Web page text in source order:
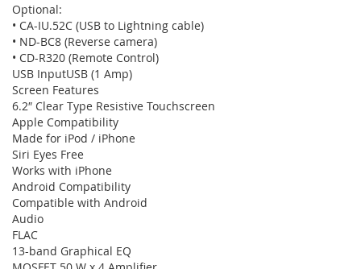
Optional:
• CA-IU.52C (USB to Lightning cable)
• ND-BC8 (Reverse camera)
• CD-R320 (Remote Control)
USB InputUSB (1 Amp)
Screen Features
6.2″ Clear Type Resistive Touchscreen
Apple Compatibility
Made for iPod / iPhone
Siri Eyes Free
Works with iPhone
Android Compatibility
Compatible with Android
Audio
FLAC
13-band Graphical EQ